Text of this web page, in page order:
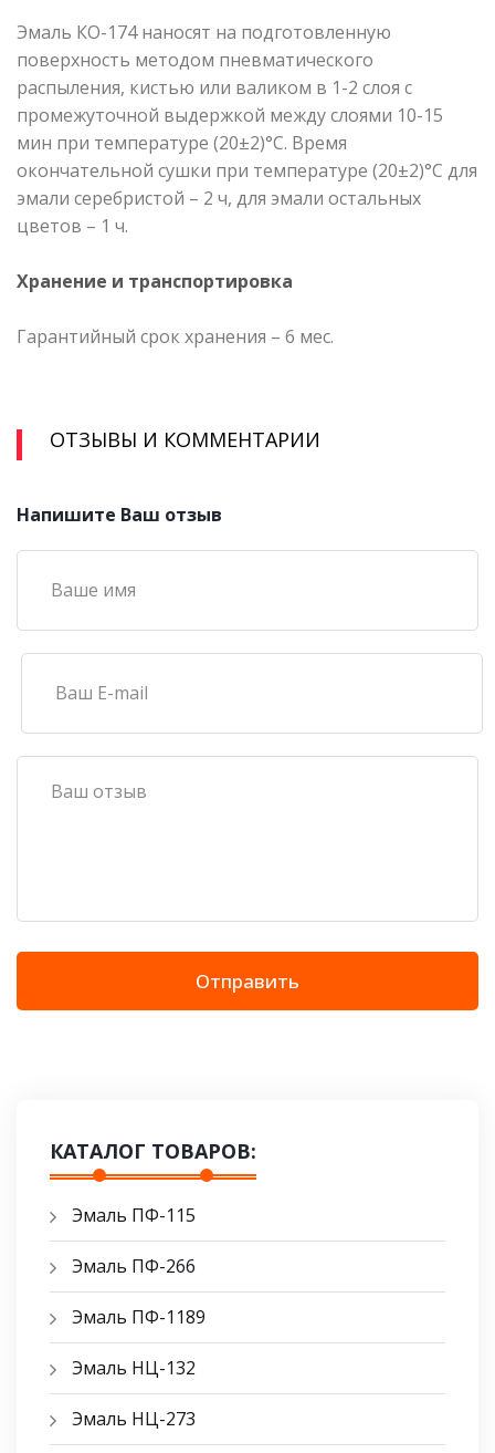
Эмаль КО-174 наносят на подготовленную
поверхность методом пневматического
распыления, кистью или валиком в 1-2 слоя с
промежуточной выдержкой между слоями 10-15
мин при температуре (20±2)°С. Время
окончательной сушки при температуре (20±2)°С для
эмали серебристой – 2 ч, для эмали остальных
цветов – 1 ч.
Хранение и транспортировка
Гарантийный срок хранения – 6 мес.
ОТЗЫВЫ И КОММЕНТАРИИ
Напишите Ваш отзыв
Отправить
КАТАЛОГ ТОВАРОВ:
Эмаль ПФ-115
Эмаль ПФ-266
Эмаль ПФ-1189
Эмаль НЦ-132
Эмаль НЦ-273